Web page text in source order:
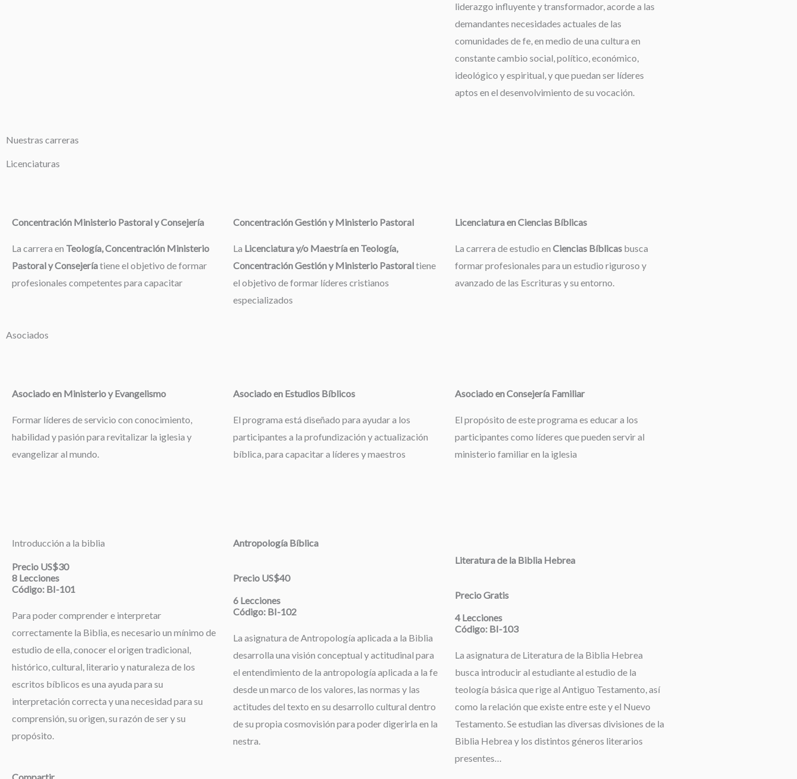
liderazgo influyente y transformador, acorde a las
demandantes necesidades actuales de las
comunidades de fe, en medio de una cultura en
constante cambio social, político, económico,
ideológico y espiritual, y que puedan ser líderes
aptos en el desenvolvimiento de su vocación.
Nuestras carreras
Licenciaturas
Concentración Ministerio Pastoral y Consejería
La carrera en Teología, Concentración Ministerio
Pastoral y Consejeríatiene el objetivo de formar
profesionales competentes para capacitar
Concentración Gestión y Ministerio Pastoral
La Licenciatura y/o Maestría en Teología,
Concentración Gestión y Ministerio Pastoraltiene
el objetivo de formar líderes cristianos
especializados
Licenciatura en Ciencias Bíblicas
La carrera de estudio en Ciencias Bíblicasbusca
formar profesionales para un estudio riguroso y
avanzado de las Escrituras y su entorno.
Asociados
Asociado en Ministerio y Evangelismo
Formar líderes de servicio con conocimiento,
habilidad y pasión para revitalizar la iglesia y
evangelizar al mundo.
Asociado en Estudios Bíblicos
El programa está diseñado para ayudar a los
participantes a la profundización y actualización
bíblica, para capacitar a líderes y maestros
Asociado en Consejería Familiar
El propósito de este programa es educar a los
participantes como líderes que pueden servir al
ministerio familiar en la iglesia
Introducción a la biblia
Precio US$30
8 Lecciones
Código: BI-101
Para poder comprender e interpretar
correctamente la Biblia, es necesario un mínimo de
estudio de ella, conocer el origen tradicional,
histórico, cultural, literario y naturaleza de los
escritos bíblicos es una ayuda para su
interpretación correcta y una necesidad para su
comprensión, su origen, su razón de ser y su
propósito.
Compartir
Antropología Bíblica
Precio US$40
6 Lecciones
Código: BI-102
La asignatura de Antropología aplicada a la Biblia
desarrolla una visión conceptual y actitudinal para
el entendimiento de la antropología aplicada a la fe
desde un marco de los valores, las normas y las
actitudes del texto en su desarrollo cultural dentro
de su propia cosmovisión para poder digerirla en la
nestra.
Literatura de la Biblia Hebrea
Precio Gratis
4 Lecciones
Código: BI-103
La asignatura de Literatura de la Biblia Hebrea
busca introducir al estudiante al estudio de la
teología básica que rige al Antiguo Testamento, así
como la relación que existe entre este y el Nuevo
Testamento. Se estudian las diversas divisiones de la
Biblia Hebrea y los distintos géneros literarios
presentes…